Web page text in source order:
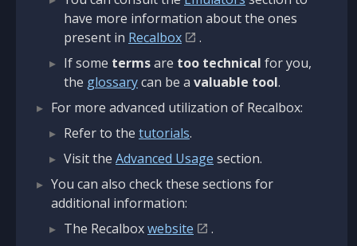
have more information about the ones
present in Recalbox
.
If some termsare too technical for you,
the glossarycan be a valuable tool.
For more advanced utilization of Recalbox:
Refer to the tutorials.
Visit the Advanced Usage section.
You can also check these sections for
additional information:
The Recalboxwebsite
.